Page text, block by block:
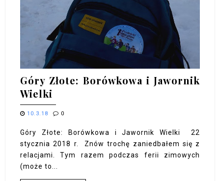
Góry Złote: Borówkowa i Jawornik
Wielki
10.3.18 0
Góry Złote: Borówkowa i Jawornik Wielki 22
stycznia 2018 r. Znów trochę zaniedbałem się z
relacjami. Tym razem podczas ferii zimowych
(może to...